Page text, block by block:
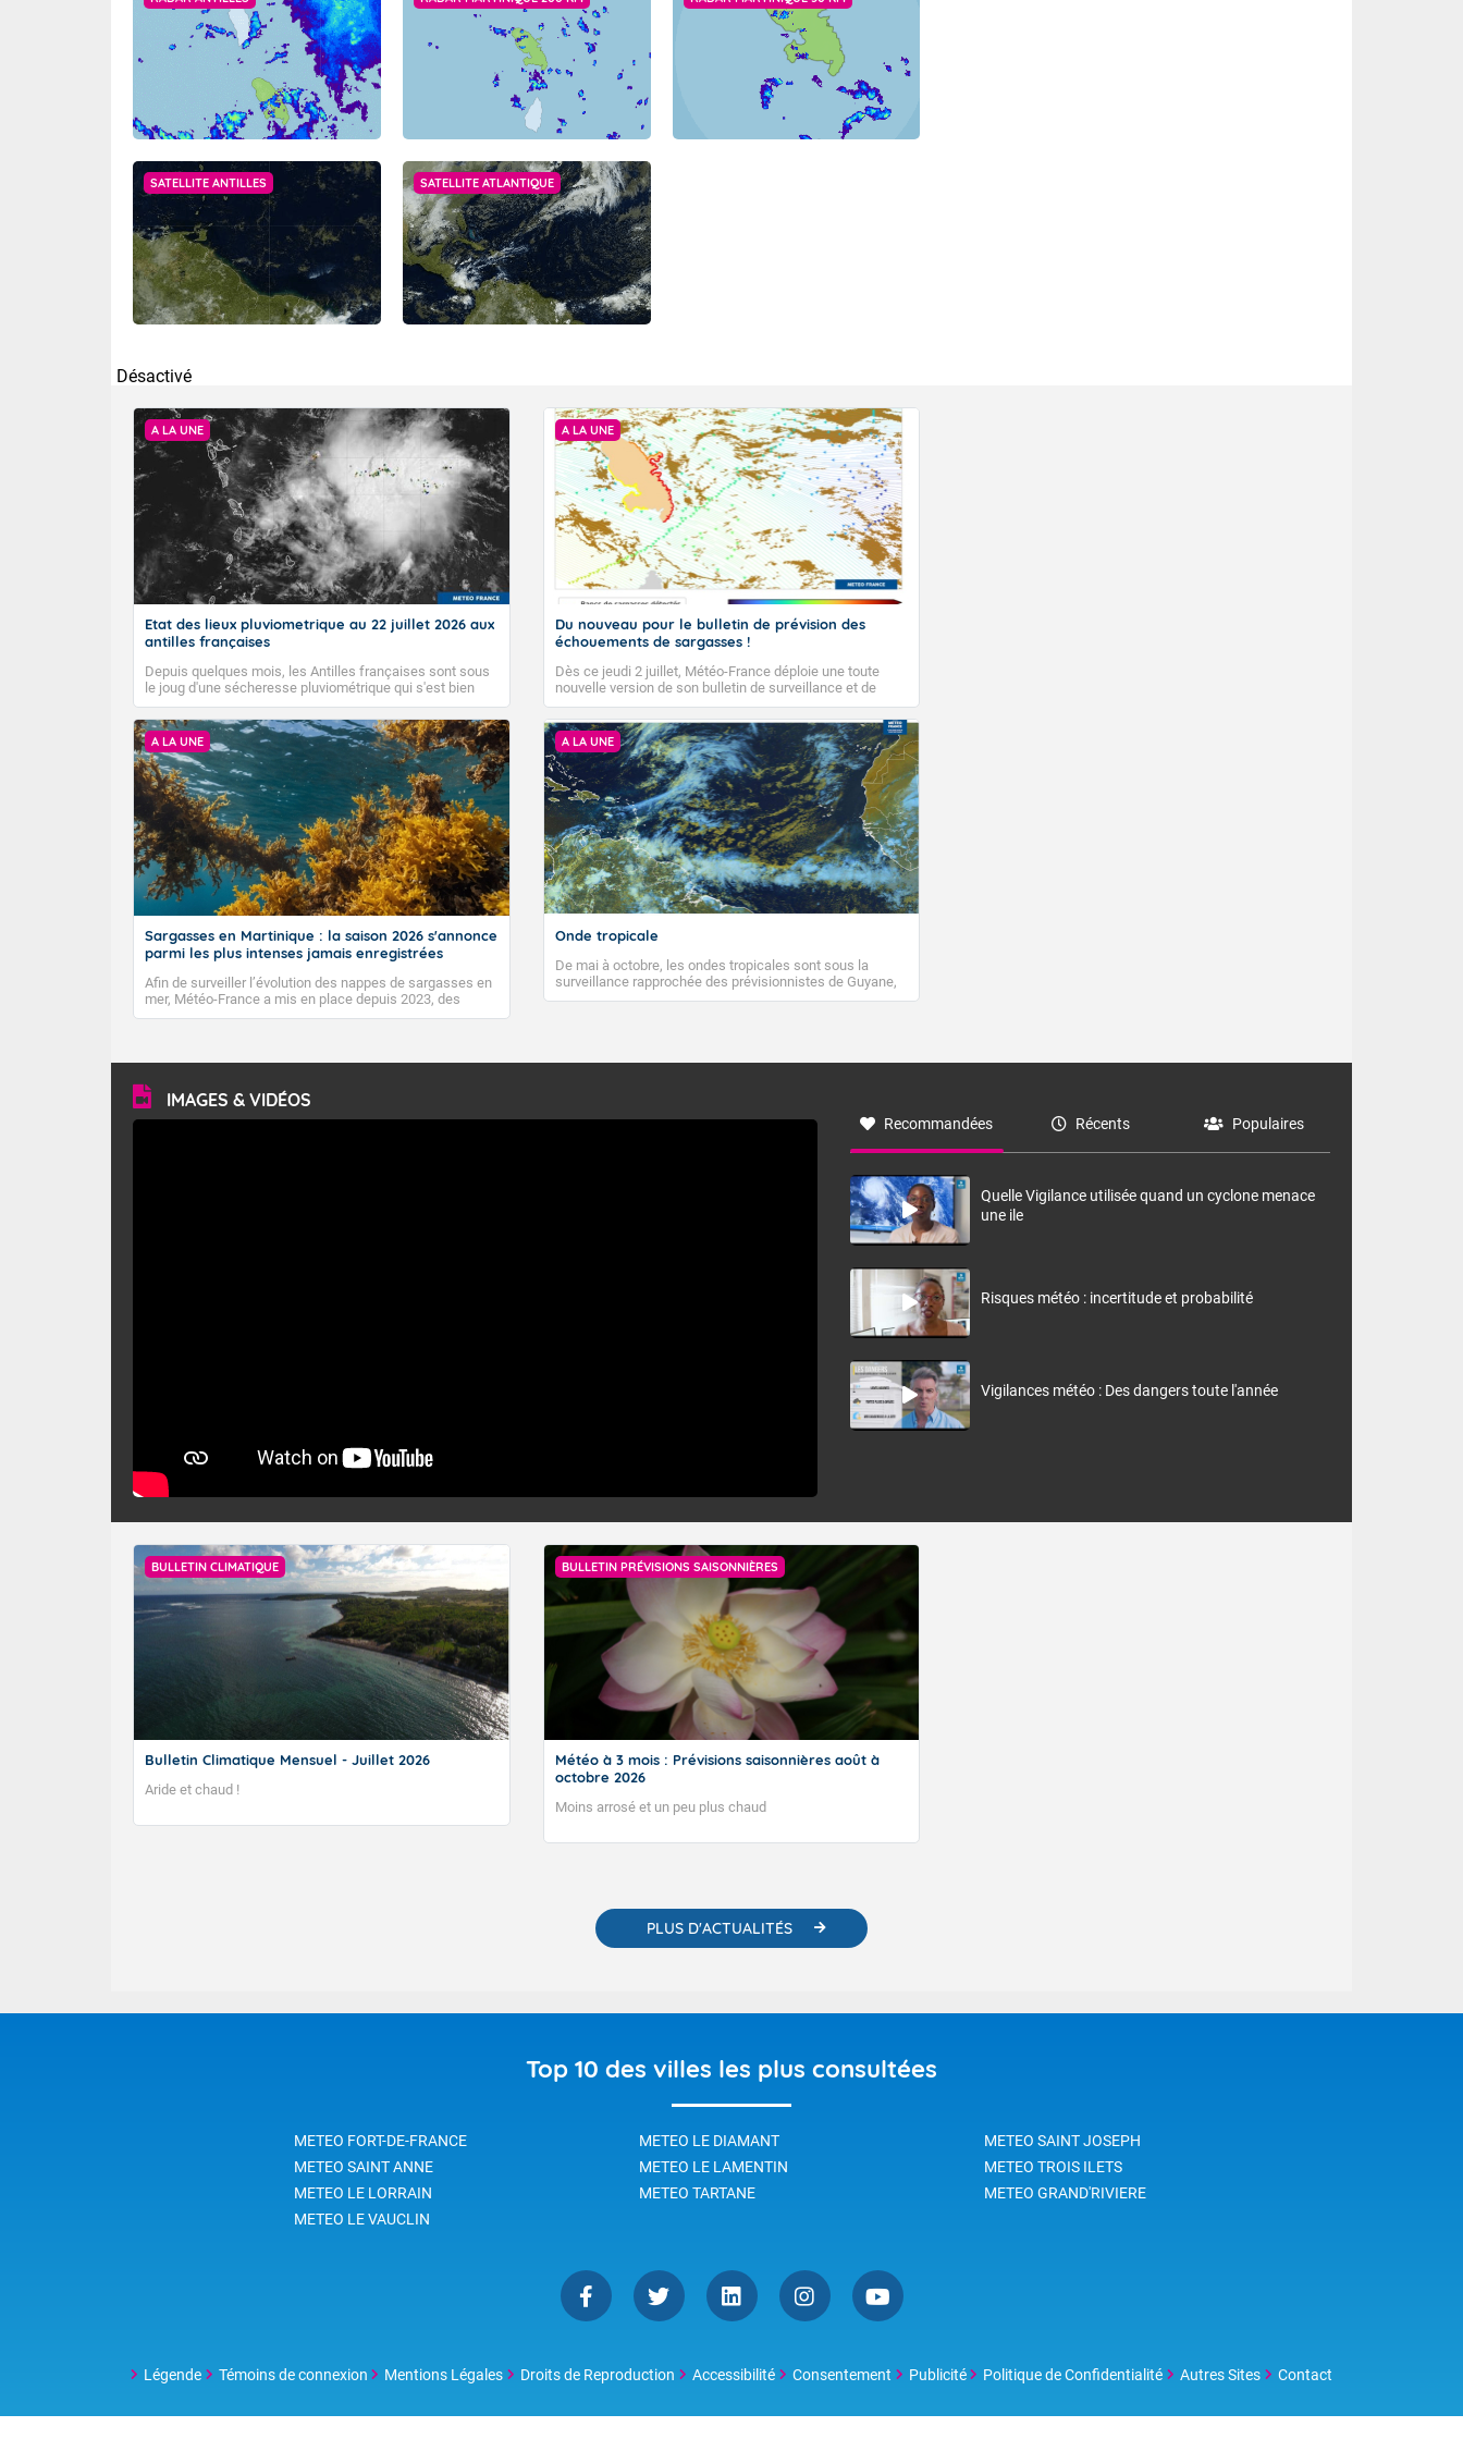
SATELLITE ANTILLES SATELLITE ATLANTIQUE
VIGILANCE ROUGE
Accéder au site de Météo-France
Désactivé
A LA UNE
Etat des lieux pluviometrique au 22 juillet 2026 aux
antilles françaises
Depuis quelques mois, les Antilles françaises sont sous
le joug d'une sécheresse pluviométrique qui s'est bien
installée. Malgré le début de la saison des pluies, elle ne
semble pas vouloir s'en aller...
A LA UNE
Du nouveau pour le bulletin de prévision des
échouements de sargasses !
Dès ce jeudi 2 juillet, Météo-France déploie une toute
nouvelle version de son bulletin de surveillance et de
prévision d’échouement de sargasses. Après une longue
phase de développement technique et de tests, le bulletin
de Météo-France fait peau neuve pour offrir des
informations plus claires, plus précises et plus ancrées
dans la réalité du terrain. Que vous soyez un acteur
public, un professionnel de la mer ou un citoyen, voici ce
qui change pour vous :
A LA UNE
Sargasses en Martinique : la saison 2026 s'annonce
parmi les plus intenses jamais enregistrées
Afin de surveiller l’évolution des nappes de sargasses en
mer, Météo-France a mis en place depuis 2023, des
indicateurs de surveillance de l’activité « sargassique »
A LA UNE
Onde tropicale
De mai à octobre, les ondes tropicales sont sous la
surveillance rapprochée des prévisionnistes de Guyane,
Martinique et Guadeloupe. En effet, les 40 à 50 ondes qui
l’arrivée de la première onde tropicale de la saison qui
IMAGES & VIDÉOS
Recommandées Récents Populaires
Quelle Vigilance utilisée quand un cyclone menace
une ile
Risques météo : incertitude et probabilité
Vigilances météo : Des dangers toute l'année
BULLETIN CLIMATIQUE
Bulletin Climatique Mensuel - Juillet 2026
Aride et chaud !
BULLETIN PRÉVISIONS SAISONNIÈRES
Météo à 3 mois : Prévisions saisonnières août à
octobre 2026
Moins arrosé et un peu plus chaud
PLUS D'ACTUALITÉS
Top 10 des villes les plus consultées
METEO FORT-DE-FRANCE METEO LE DIAMANT
METEO SAINT JOSEPH
METEO SAINT ANNE
METEO LE LAMENTIN
METEO TROIS ILETS
METEO LE LORRAIN
METEO TARTANE
METEO GRAND'RIVIERE
METEO LE VAUCLIN
Légende Témoins de connexion Mentions Légales Droits de Reproduction Accessibilité Consentement Publicité Politique de Confidentialité Autres Sites Contact